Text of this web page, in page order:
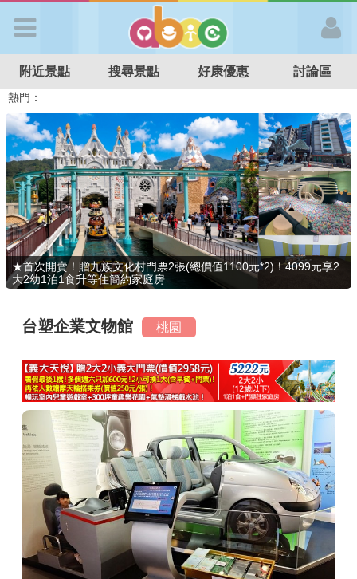
APP登入
首 頁
搜尋景點
好康優惠
最新消息
最新留言
商家合作
推薦景點
討論區
聯絡我們
附近景點 搜尋景點 好康優惠 討論區
熱門：
特色遊戲場
親子住房優惠 台北親子餐廳 溫泉泡湯SPA
★首次開賣！贈九族文化村門票2張(總價值1100元*2)！4099元享2
大2幼1泊1食升等住簡約家庭房
台塑企業文物館 桃園